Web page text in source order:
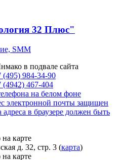
32 Плюс"
SMM
(495) 984-34-90
(4942) 467-404
электронной почты защищен
в браузере должен быть
д. 32, стр. 3 (карта)